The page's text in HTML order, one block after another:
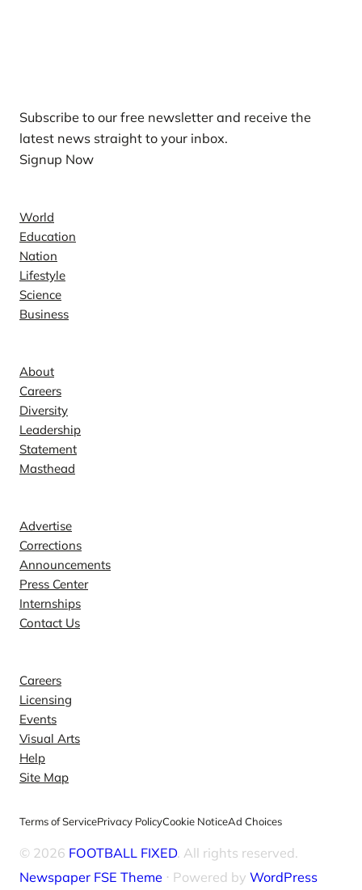
Subscribe to our free newsletter and receive the
latest news straight to your inbox.
Signup Now
World
Education
Nation
Lifestyle
Science
Business
About
Careers
Diversity
Leadership
Statement
Masthead
Advertise
Corrections
Announcements
Press Center
Internships
Contact Us
Careers
Licensing
Events
Visual Arts
Help
Site Map
Terms of ServicePrivacy PolicyCookie NoticeAd Choices
© 2026 FOOTBALL FIXED. All rights reserved.
Newspaper FSE Theme ⋅ Powered by WordPress